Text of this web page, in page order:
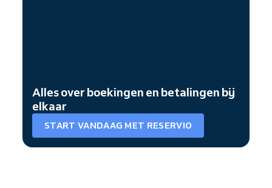
Alles over boekingen en betalingen bij
elkaar
START VANDAAG MET RESERVIO